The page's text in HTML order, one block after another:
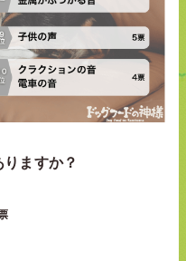
ますか？